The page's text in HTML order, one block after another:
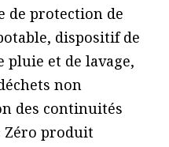
de protection de
dispositif de
pluie et de lavage,
non
des continuités
Zéro produit